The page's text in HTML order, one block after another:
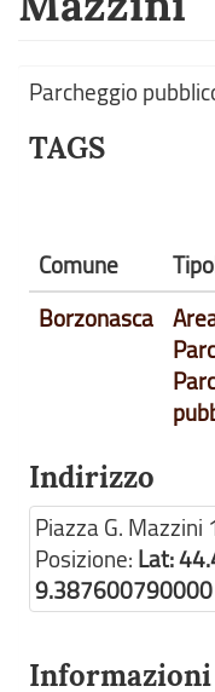
Parcheggio
TAGS
Comune
Borzonasca
Indirizzo
Piazza G. Mazzini
Posizione: Lat:
9.387600790000
Informazioni